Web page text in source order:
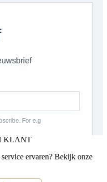
KLANT
ervaren? Bekijk onze